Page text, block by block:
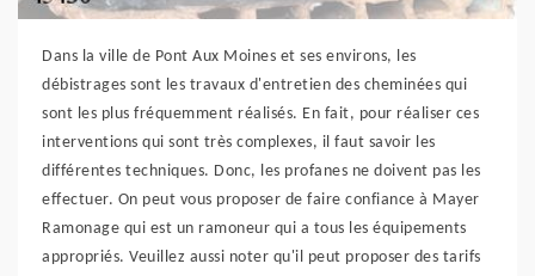
Dans la ville de Pont Aux Moines et ses environs, les
débistrages sont les travaux d'entretien des cheminées qui
sont les plus fréquemment réalisés. En fait, pour réaliser ces
interventions qui sont très complexes, il faut savoir les
différentes techniques. Donc, les profanes ne doivent pas les
effectuer. On peut vous proposer de faire confiance à Mayer
Ramonage qui est un ramoneur qui a tous les équipements
appropriés. Veuillez aussi noter qu'il peut proposer des tarifs